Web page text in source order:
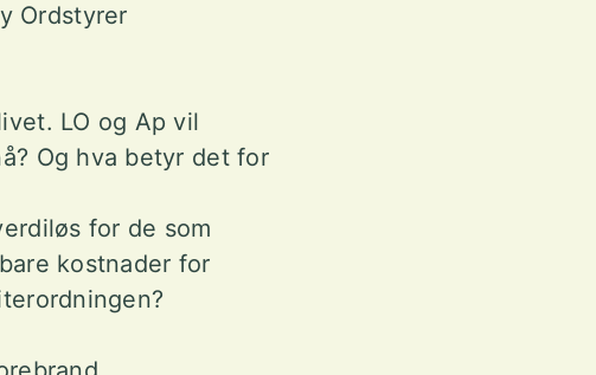
Ordstyrer
LO og Ap vil
Og hva betyr det for
for de som
kostnader for